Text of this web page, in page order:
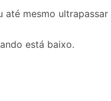
até mesmo ultrapassar
está baixo.